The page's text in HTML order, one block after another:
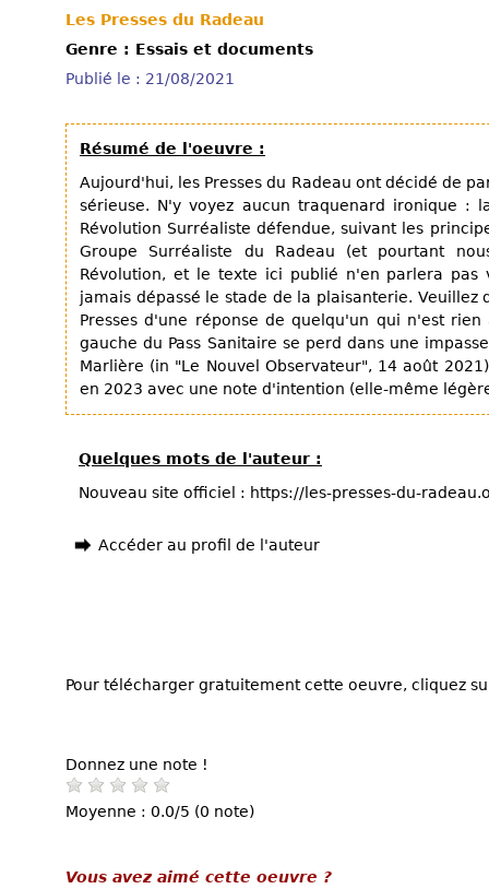
Les Presses du Radeau
Genre : Essais et documents
Publié le : 21/08/2021
Résumé de l'oeuvre :
Aujourd'hui, les Presses du Radeau ont décidé de
sérieuse. N'y voyez aucun traquenard ironique :
Révolution Surréaliste défendue, suivant les
Groupe Surréaliste du Radeau (et pourtant
Révolution, et le texte ici publié n'en parlera pas
jamais dépassé le stade de la plaisanterie.
Presses d'une réponse de quelqu'un qui n'est
gauche du Pass Sanitaire se perd dans une
Marlière (in "Le Nouvel Observateur", 14 août
en 2023 avec une note d'intention (elle-même
Quelques mots de l'auteur :
Nouveau site officiel : https://les-presses-du-
Accéder au profil de l'auteur
Pour télécharger gratuitement cette oeuvre, cliquez
Donnez une note !
Moyenne : 0.0/5 (0 note)
Vous avez aimé cette oeuvre ?